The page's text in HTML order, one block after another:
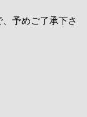
予めご了承下さ